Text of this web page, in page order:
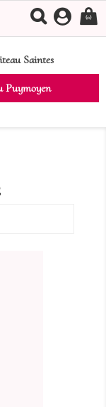
Saintes
Puymoyen
(0)